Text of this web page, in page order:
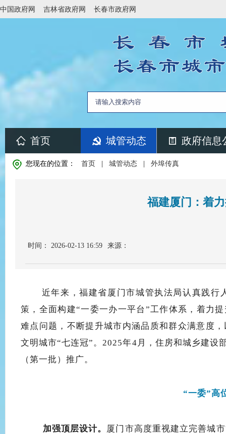
中国政府网 吉林省政府网 长春市政府网
首页 城管动态 政府信息
您现在的位置： 首页 城管动态 外埠传真
福建厦门：着
时间： 2026-02-13 16:59 来源：
近年来，福建省厦门市城管执法局认真践
策，全面构建“一委一办一平台”工作体系，着力
难点问题， 不断提升城市内涵品质和群众满意度，
文明城市“七连冠”。2025年4月，住房和城乡建设
（第一批）推广。
“一委”高
加强顶层设计。 厦门市高度重视建立完善城